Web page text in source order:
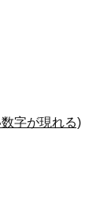
字が現れる)